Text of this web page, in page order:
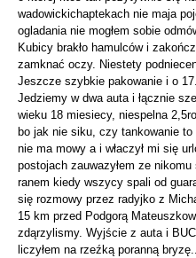
wadowickichaptekach nie maja
ogladania nie mogłem sobie
Kubicy brakło hamulców i
zamknać oczy. Niestety
Jeszcze szybkie pakowanie i o
Jedziemy w dwa auta i łącznie
wieku 18 miesiecy, niespelna
bo jak nie siku, czy tankowanie
nie ma mowy a i właczył mi się
postojach zauwazyłem ze
ranem kiedy wszycy spali od
się rozmowy przez radyjko z
15 km przed Podgorą
zdąrzylismy. Wyjście z auta i
liczyłem na rzeźką poranną